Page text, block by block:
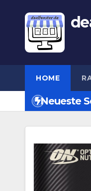
HOME
Neueste
Nutrition